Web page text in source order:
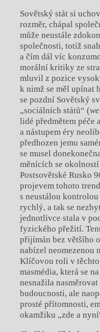
Sovětský stát si
rozměr, chápal
může neustále
společnosti, totiž
a čím dál víc
morální kritiky ze
mluvil z pozice
k nimž se měl upínat
se pozdní Sovětský
„sociálních států“ (
lidé předmětem péče
a nástupem éry
předhozen jemu
se musel
měnících se
Postsovětské Rusko
projevem tohoto
s neustálou
rychlý, a tak se
jednotlivce stala v
fyzického přežití.
přijímán bez většího
nabízel neomezenou
Klíčovou roli v těchto
masmédia, která se
nesnažila
budoucnosti, ale
prosté přítomnosti,
okamžiku „zde a